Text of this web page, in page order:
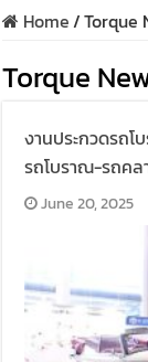
Home/Torque
Torque
งานประกวดรถ
รถโบราณ-รถคล
June 20, 2025